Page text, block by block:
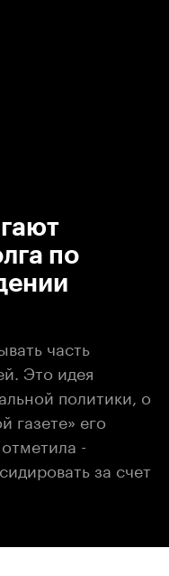
по
часть
Это идея
политики, о
газете» его
-
за счет